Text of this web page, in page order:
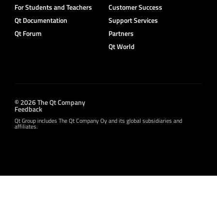
For Students and Teachers
Qt Documentation
Qt Forum
Customer Success
Support Services
Partners
Qt World
© 2026 The Qt Company
Feedback
Qt Group includes The Qt Company Oy and its global subsidiaries and
affiliates.